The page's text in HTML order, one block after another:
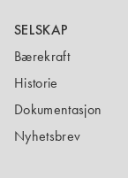
SELSKAP
Bærekraft
Historie
Dokumentasjon
Nyhetsbrev